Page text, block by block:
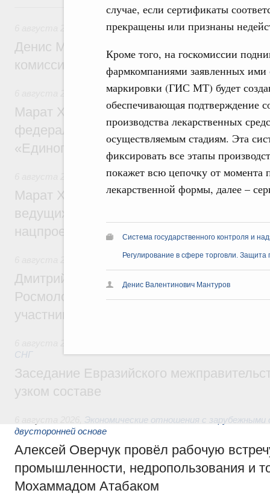
случае, если сертификаты
прекращены или признаны
Кроме того, на госкомиссии
фармкомпаниями заявленных ими
маркировки (ГИС МТ) будет
обеспечивающая подтверждение
производства лекарственных
осуществляемым стадиям. Эта
фиксировать все этапы
покажет всю цепочку от момента
лекарственной формы, далее –
Система государственного контроля и
Регулирование в сфере торговли. Защита
Денис Валентинович Мантуров
Вчера
Общие вопросы промышленной политики
Денис Мантуров провёл заседание
комиссии по промышленности
Регулирование в сфере строительства
Марат Хуснуллин: Более 130
федерального значения построено под
«Единого заказчика»
Национальный проект «Инфраструктура
Марат Хуснуллин: Порядка 200
ведущих к спортивным объектам,
нацпроекту «Инфраструктура для
Молодёжная политика
Дмитрий Чернышенко, Сергей Кравцов и
Росмолодёжи Григорий Гуров
участников проекта «Кольцо открытий»
СНГ
Заседание Евразийского
узком составе
Экономические отношения с
двусторонней основе
Алексей Оверчук провёл рабочую
промышленности, недропользования и
Мохаммадом Атабаком